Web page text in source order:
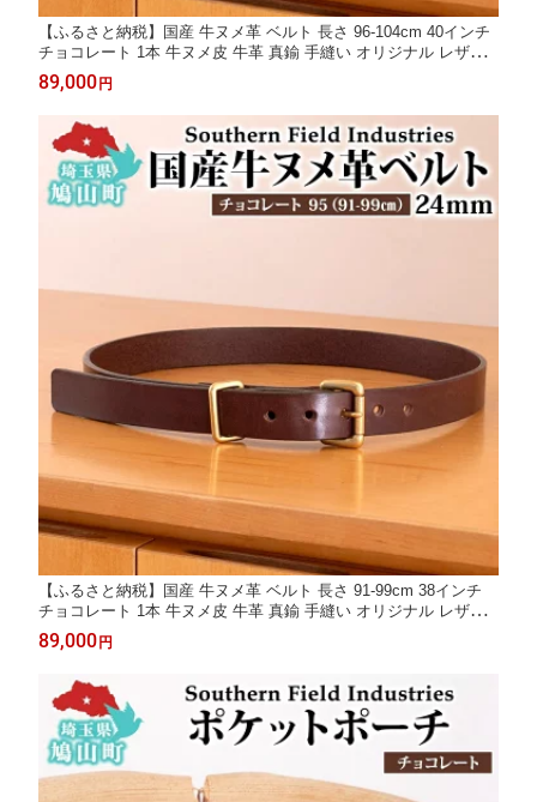
【ふるさと納税】国産 牛ヌメ革 ベルト 長さ 96-104cm 40インチ
チョコレート 1本 牛ヌメ皮 牛革 真鍮 手縫い オリジナル レザー
シンプル ハンドメイド 日本製 ギフト 贈り物 送料無料 埼玉県 鳩
山町
89,000 円
【ふるさと納税】国産 牛ヌメ革 ベルト 長さ 91-99cm 38インチ
チョコレート 1本 牛ヌメ皮 牛革 真鍮 手縫い オリジナル レザー
シンプル ハンドメイド 日本製 ギフト 贈り物 送料無料 埼玉県 鳩
山町
89,000 円